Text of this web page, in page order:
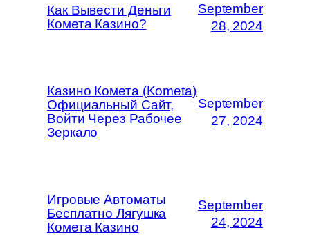
Как Вывести Деньги
Комета Казино?
September
28, 2024
Казино Комета (Kometa)
Официальный Сайт,
Войти Через Рабочее
Зеркало
September
27, 2024
Игровые Автоматы
Бесплатно Лягушка
Комета Казино
September
24, 2024